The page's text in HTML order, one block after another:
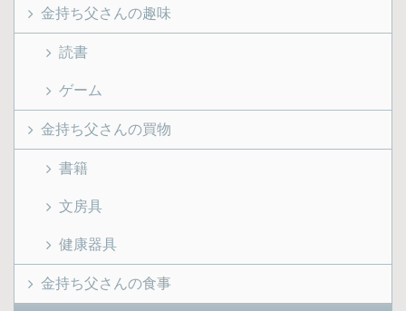
金持ち父さんの趣味
読書
ゲーム
金持ち父さんの買物
書籍
文房具
健康器具
金持ち父さんの食事